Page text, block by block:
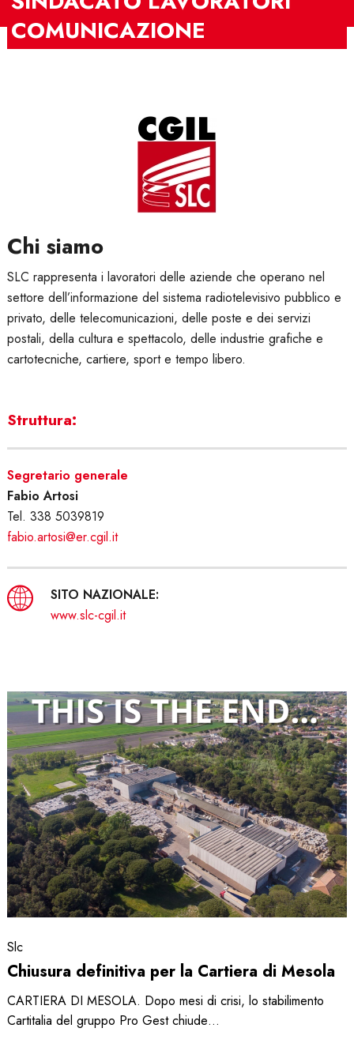
COMUNICAZIONE
Chi siamo
SLC rappresenta i lavoratori delle aziende che operano nel
settore dell’informazione del sistema radiotelevisivo pubblico e
privato, delle telecomunicazioni, delle poste e dei servizi
postali, della cultura e spettacolo, delle industrie grafiche e
cartotecniche, cartiere, sport e tempo libero.
Struttura:
Segretario generale
Fabio Artosi
Tel. 338 5039819
fabio.artosi@er.cgil.it
SITO NAZIONALE:
www.slc-cgil.it
Chiusura
definitiva
per
la
Cartiera
di
Mesola
Slc
Chiusura definitiva per la Cartiera di Mesola
CARTIERA DI MESOLA. Dopo mesi di crisi, lo stabilimento
Cartitalia del gruppo Pro Gest chiude…